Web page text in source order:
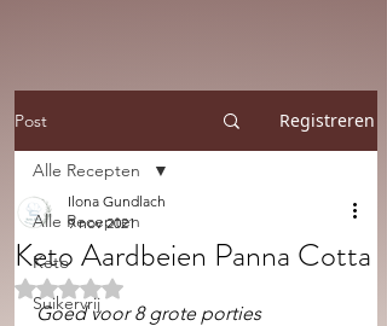
Post Registreren
Alle Recepten
Keto
Suikervrij
Alle Recepten
Keto Aardbeien Panna Cotta
Ilona Gundlach
9 nov 2021
Beoordeeld met NaN uit 5 sterren.
Goed voor 8 grote porties